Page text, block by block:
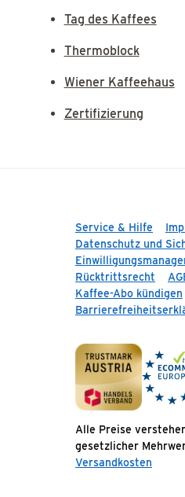
Tag des Kaffees
Thermoblock
Wiener Kaffeehaus
Zertifizierung
Service & Hilfe
Datenschutz und
Rücktrittsrecht
Kaffee-Abo kündigen
Alle Preise
gesetzlicher
Versandkosten